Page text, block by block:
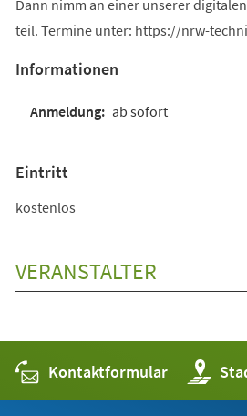
Dann nimm an einer unserer
teil. Termine unter: https://nrw-
Informationen
ab sofort
Eintritt
kostenlos
VERANSTALTER
Kontaktformular (Öffnet
in
einem